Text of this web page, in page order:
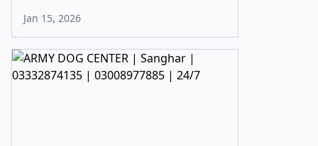
Jan 15, 2026